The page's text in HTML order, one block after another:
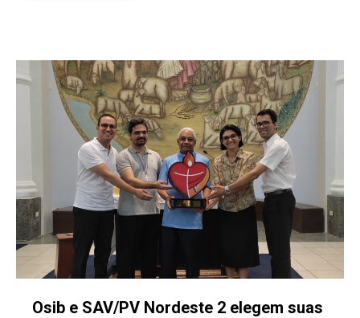
Osib e SAV/PV Nordeste 2 elegem suas